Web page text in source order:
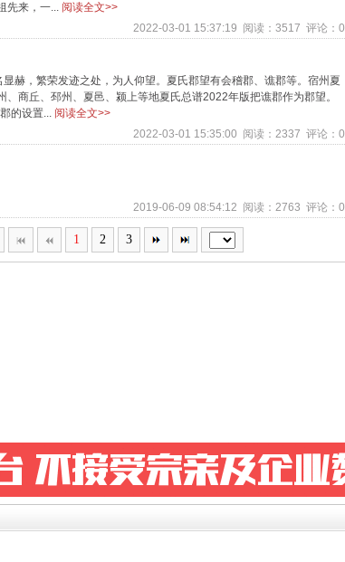
先来，一... 阅读全文>>
2022-03-01 15:37:19 阅读：3517 评论：0
赫，繁荣发迹之处，为人仰望。夏氏郡望有会稽郡、谯郡等。宿州夏
商丘、邳州、夏邑、颍上等地夏氏总谱2022年版把谯郡作为郡望。
的设置... 阅读全文>>
2022-03-01 15:35:00 阅读：2337 评论：0
2019-06-09 08:54:12 阅读：2763 评论：0
1 2 3